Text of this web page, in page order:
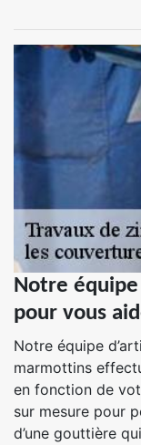
Notre
pour vous
Notre équipe
marmottins
en fonction de
sur mesure pour
d’une gouttière